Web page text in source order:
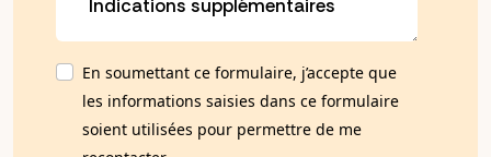
En soumettant ce formulaire, j’accepte que
les informations saisies dans ce formulaire
soient utilisées pour permettre de me